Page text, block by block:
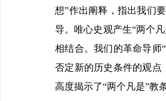
想”作出阐释，指出我们
导。唯心史观产生“两个
相结合。我们的革命导师
否定新的历史条件的观点
高度揭示了“两个凡是”教